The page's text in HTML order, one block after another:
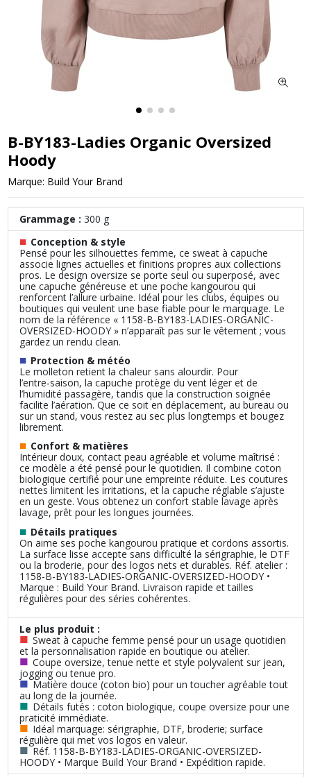
B-BY183-Ladies Organic Oversized
Hoody
Marque: Build Your Brand
Grammage : 300 g
■ Conception & style
Pensé pour les silhouettes femme, ce sweat à capuche
associe lignes actuelles et finitions propres aux collections
pros. Le design oversize se porte seul ou superposé, avec
une capuche généreuse et une poche kangourou qui
renforcent l’allure urbaine. Idéal pour les clubs, équipes ou
boutiques qui veulent une base fiable pour le marquage. Le
nom de la référence « 1158-B-BY183-LADIES-ORGANIC-
OVERSIZED-HOODY » n’apparaît pas sur le vêtement ; vous
gardez un rendu clean.
■ Protection & météo
Le molleton retient la chaleur sans alourdir. Pour
l’entre‑saison, la capuche protège du vent léger et de
l’humidité passagère, tandis que la construction soignée
facilite l’aération. Que ce soit en déplacement, au bureau ou
sur un stand, vous restez au sec plus longtemps et bougez
librement.
■ Confort & matières
Intérieur doux, contact peau agréable et volume maîtrisé :
ce modèle a été pensé pour le quotidien. Il combine coton
biologique certifié pour une empreinte réduite. Les coutures
nettes limitent les irritations, et la capuche réglable s’ajuste
en un geste. Vous obtenez un confort stable lavage après
lavage, prêt pour les longues journées.
■ Détails pratiques
On aime ses poche kangourou pratique et cordons assortis.
La surface lisse accepte sans difficulté la sérigraphie, le DTF
ou la broderie, pour des logos nets et durables. Réf. atelier :
1158-B-BY183-LADIES-ORGANIC-OVERSIZED-HOODY •
Marque : Build Your Brand. Livraison rapide et tailles
régulières pour des séries cohérentes.
Le plus produit :
■ Sweat à capuche femme pensé pour un usage quotidien
et la personnalisation rapide en boutique ou atelier.
■ Coupe oversize, tenue nette et style polyvalent sur jean,
jogging ou tenue pro.
■ Matière douce (coton bio) pour un toucher agréable tout
au long de la journée.
■ Détails futés : coton biologique, coupe oversize pour une
praticité immédiate.
■ Idéal marquage: sérigraphie, DTF, broderie; surface
régulière qui met vos logos en valeur.
■ Réf. 1158-B-BY183-LADIES-ORGANIC-OVERSIZED-
HOODY • Marque Build Your Brand • Expédition rapide.